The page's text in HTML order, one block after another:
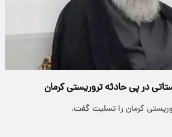
در پی حادثه تروریستی کرمان
کرمان را تسلیت گفت.